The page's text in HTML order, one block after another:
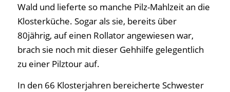
Wald und lieferte so manche Pilz-Mahlzeit an die
Klosterküche. Sogar als sie, bereits über
80jährig, auf einen Rollator angewiesen war,
brach sie noch mit dieser Gehhilfe gelegentlich
zu einer Pilztour auf.
In den 66 Klosterjahren bereicherte Schwester